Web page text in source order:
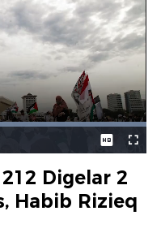
:
Digelar 2
Habib Rizieq